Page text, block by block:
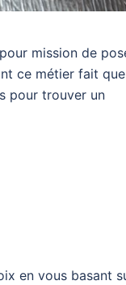
mission de
ce métier fait que
pour trouver un
en vous basant